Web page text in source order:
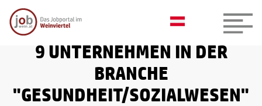
9 UNTERNEHMEN IN DER
BRANCHE
"GESUNDHEIT/SOZIALWESEN"